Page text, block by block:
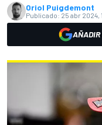
Oriol Puigdemont
Publicado: 25 abr 2024,
AÑADIR